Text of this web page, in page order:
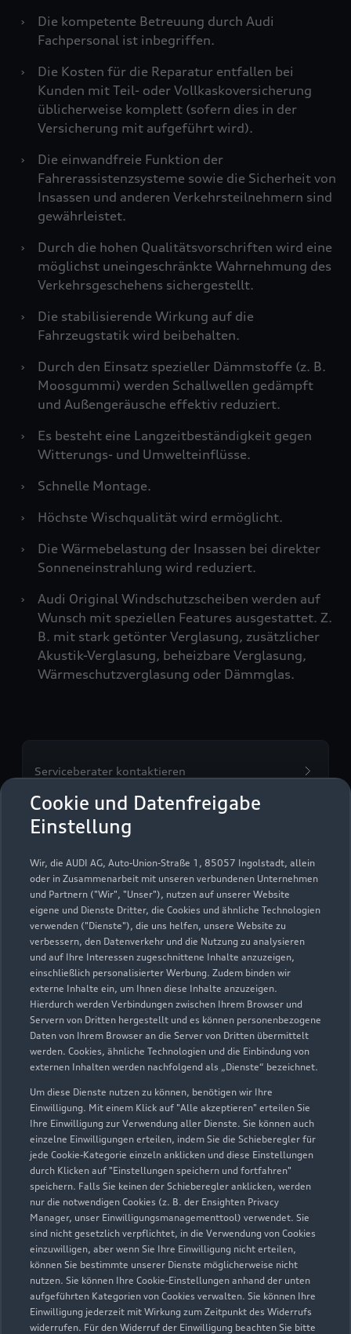
Cookie und Datenfreigabe
Einstellung
Wir, die AUDI AG, Auto-Union-Straße 1, 85057 Ingolstadt, allein
oder in Zusammenarbeit mit unseren verbundenen Unternehmen
und Partnern ("Wir", "Unser"), nutzen auf unserer Website
eigene und Dienste Dritter, die Cookies und ähnliche Technologien
verwenden ("Dienste"), die uns helfen, unsere Website zu
verbessern, den Datenverkehr und die Nutzung zu analysieren
und auf Ihre Interessen zugeschnittene Inhalte anzuzeigen,
einschließlich personalisierter Werbung. Zudem binden wir
externe Inhalte ein, um Ihnen diese Inhalte anzuzeigen.
Hierdurch werden Verbindungen zwischen Ihrem Browser und
Servern von Dritten hergestellt und es können personenbezogene
Daten von Ihrem Browser an die Server von Dritten übermittelt
werden. Cookies, ähnliche Technologien und die Einbindung von
externen Inhalten werden nachfolgend als „Dienste“ bezeichnet.
Um diese Dienste nutzen zu können, benötigen wir Ihre
Einwilligung. Mit einem Klick auf "Alle akzeptieren" erteilen Sie
Ihre Einwilligung zur Verwendung aller Dienste. Sie können auch
einzelne Einwilligungen erteilen, indem Sie die Schieberegler für
jede Cookie-Kategorie einzeln anklicken und diese Einstellungen
durch Klicken auf "Einstellungen speichern und fortfahren"
speichern. Falls Sie keinen der Schieberegler anklicken, werden
nur die notwendigen Cookies (z. B. der Ensighten Privacy
Manager, unser Einwilligungsmanagementtool) verwendet. Sie
sind nicht gesetzlich verpflichtet, in die Verwendung von Cookies
einzuwilligen, aber wenn Sie Ihre Einwilligung nicht erteilen,
können Sie bestimmte unserer Dienste möglicherweise nicht
nutzen. Sie können Ihre Cookie-Einstellungen anhand der unten
aufgeführten Kategorien von Cookies verwalten. Sie können Ihre
Einwilligung jederzeit mit Wirkung zum Zeitpunkt des Widerrufs
widerrufen. Für den Widerruf der Einwilligung beachten Sie bitte
›
Die kompetente Betreuung durch Audi
Fachpersonal ist inbegriffen.
›
Die Kosten für die Reparatur entfallen bei
Kunden mit Teil- oder Vollkaskoversicherung
üblicherweise komplett (sofern dies in der
Versicherung mit aufgeführt wird).
›
Die einwandfreie Funktion der
Fahrerassistenzsysteme sowie die Sicherheit von
Insassen und anderen Verkehrsteilnehmern sind
gewährleistet.
›
Durch die hohen Qualitätsvorschriften wird eine
möglichst uneingeschränkte Wahrnehmung des
Verkehrsgeschehens sichergestellt.
›
Die stabilisierende Wirkung auf die
Fahrzeugstatik wird beibehalten.
›
Durch den Einsatz spezieller Dämmstoffe (z. B.
Moosgummi) werden Schallwellen gedämpft
und Außengeräusche effektiv reduziert.
›
Es besteht eine Langzeitbeständigkeit gegen
Witterungs- und Umwelteinflüsse.
›
Schnelle Montage.
›
Höchste Wischqualität wird ermöglicht.
›
Die Wärmebelastung der Insassen bei direkter
Sonneneinstrahlung wird reduziert.
›
Audi Original Windschutzscheiben werden auf
Wunsch mit speziellen Features ausgestattet. Z.
B. mit stark getönter Verglasung, zusätzlicher
Akustik-Verglasung, beheizbare Verglasung,
Wärmeschutzverglasung oder Dämmglas.
Serviceberater kontaktieren
Autohaus Küver GmbH
Servicepartner e-tron
Börsten 38
27628 Hagen
04746 94930
service@kuever.com